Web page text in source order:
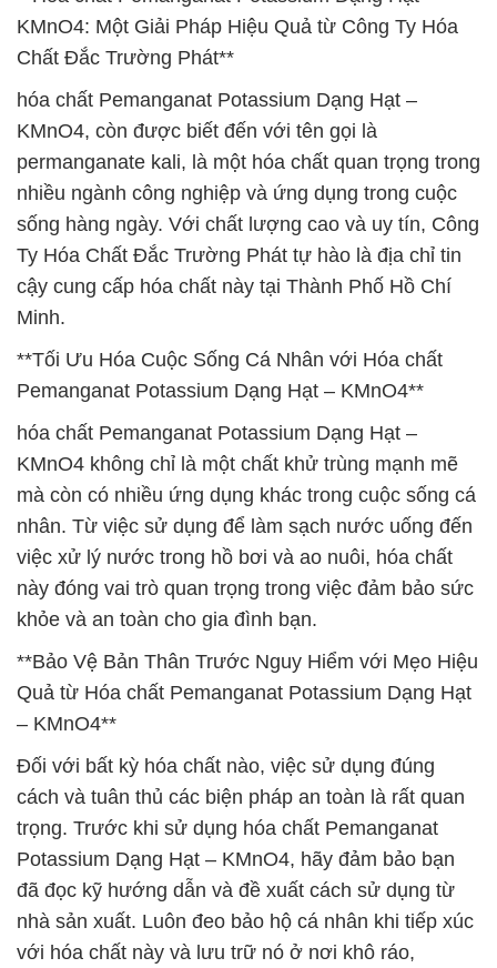
KMnO4: Một Giải Pháp Hiệu Quả từ Công Ty Hóa
Chất Đắc Trường Phát**
hóa chất Pemanganat Potassium Dạng Hạt –
KMnO4, còn được biết đến với tên gọi là
permanganate kali, là một hóa chất quan trọng trong
nhiều ngành công nghiệp và ứng dụng trong cuộc
sống hàng ngày. Với chất lượng cao và uy tín, Công
Ty Hóa Chất Đắc Trường Phát tự hào là địa chỉ tin
cậy cung cấp hóa chất này tại Thành Phố Hồ Chí
Minh.
**Tối Ưu Hóa Cuộc Sống Cá Nhân với Hóa chất
Pemanganat Potassium Dạng Hạt – KMnO4**
hóa chất Pemanganat Potassium Dạng Hạt –
KMnO4 không chỉ là một chất khử trùng mạnh mẽ
mà còn có nhiều ứng dụng khác trong cuộc sống cá
nhân. Từ việc sử dụng để làm sạch nước uống đến
việc xử lý nước trong hồ bơi và ao nuôi, hóa chất
này đóng vai trò quan trọng trong việc đảm bảo sức
khỏe và an toàn cho gia đình bạn.
**Bảo Vệ Bản Thân Trước Nguy Hiểm với Mẹo Hiệu
Quả từ Hóa chất Pemanganat Potassium Dạng Hạt
– KMnO4**
Đối với bất kỳ hóa chất nào, việc sử dụng đúng
cách và tuân thủ các biện pháp an toàn là rất quan
trọng. Trước khi sử dụng hóa chất Pemanganat
Potassium Dạng Hạt – KMnO4, hãy đảm bảo bạn
đã đọc kỹ hướng dẫn và đề xuất cách sử dụng từ
nhà sản xuất. Luôn đeo bảo hộ cá nhân khi tiếp xúc
với hóa chất này và lưu trữ nó ở nơi khô ráo,